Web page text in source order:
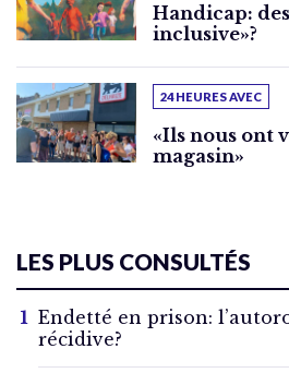
Handicap:
inclusive»?
24 HEURES AVEC
«Ils nous ont
magasin»
LES PLUS CONSULTÉS
Endetté en prison:
récidive?